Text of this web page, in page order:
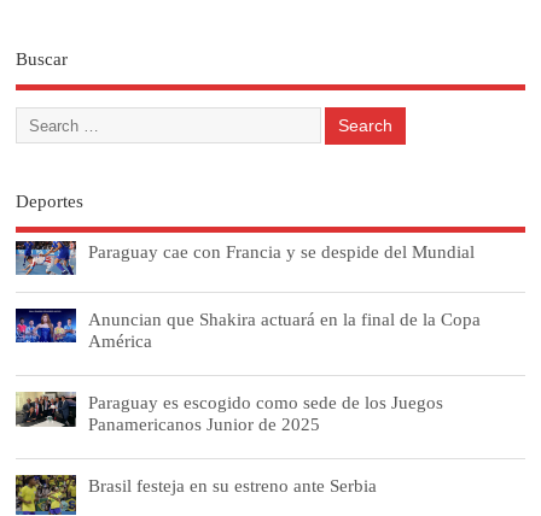
Buscar
Deportes
Paraguay cae con Francia y se despide del Mundial
Anuncian que Shakira actuará en la final de la Copa
América
Paraguay es escogido como sede de los Juegos
Panamericanos Junior de 2025
Brasil festeja en su estreno ante Serbia